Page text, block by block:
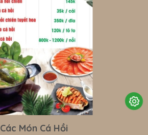
Các Món Cá Hồi